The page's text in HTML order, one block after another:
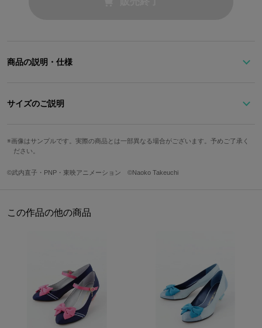
商品の説明・仕様
了承ください。
です。
歩くたびにおしゃれにゆれるリボンデザインのチャームがポイン
取り外しができるバックチャームで幅広いTPOに対応します。
背面にはキャリーバッグの持ち手に固定できるようにファスナーが
了承ください。 素材：ポリエステル
サイズのご説明
サイズ 縦 横 マチ 持ち手
画像はサンプルです。実際の商品とは一部異なる場合がございます。予めご了承く
ださい。
©武内直子・PNP・東映アニメーション ©Naoko Takeuchi
この作品の他の商品